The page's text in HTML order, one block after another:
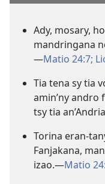
Ady, mosary,
mandringana
—Matio 24:7;
Tia tena sy tia
amin’ny andro
tsy tia
Torina eran-
Fanjakana,
izao.—Matio